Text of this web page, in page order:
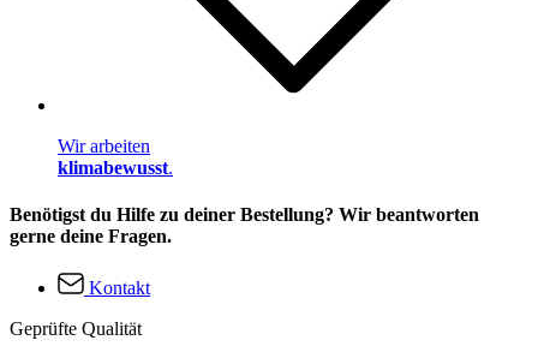
Wir arbeiten
klimabewusst.
Benötigst du Hilfe zu deiner Bestellung? Wir beantworten
gerne deine Fragen.
Kontakt
Geprüfte Qualität